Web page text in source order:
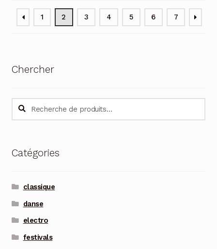
1 2 3 4 5 6 7
Chercher
Recherche
pour :
Recherche
Catégories
classique
danse
electro
festivals